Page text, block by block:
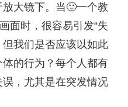
大镜下。当🙂一个教
面时，很容易引发“失
但我们是否应该以如此
的行为？每个人都有
，尤其是在突发情况